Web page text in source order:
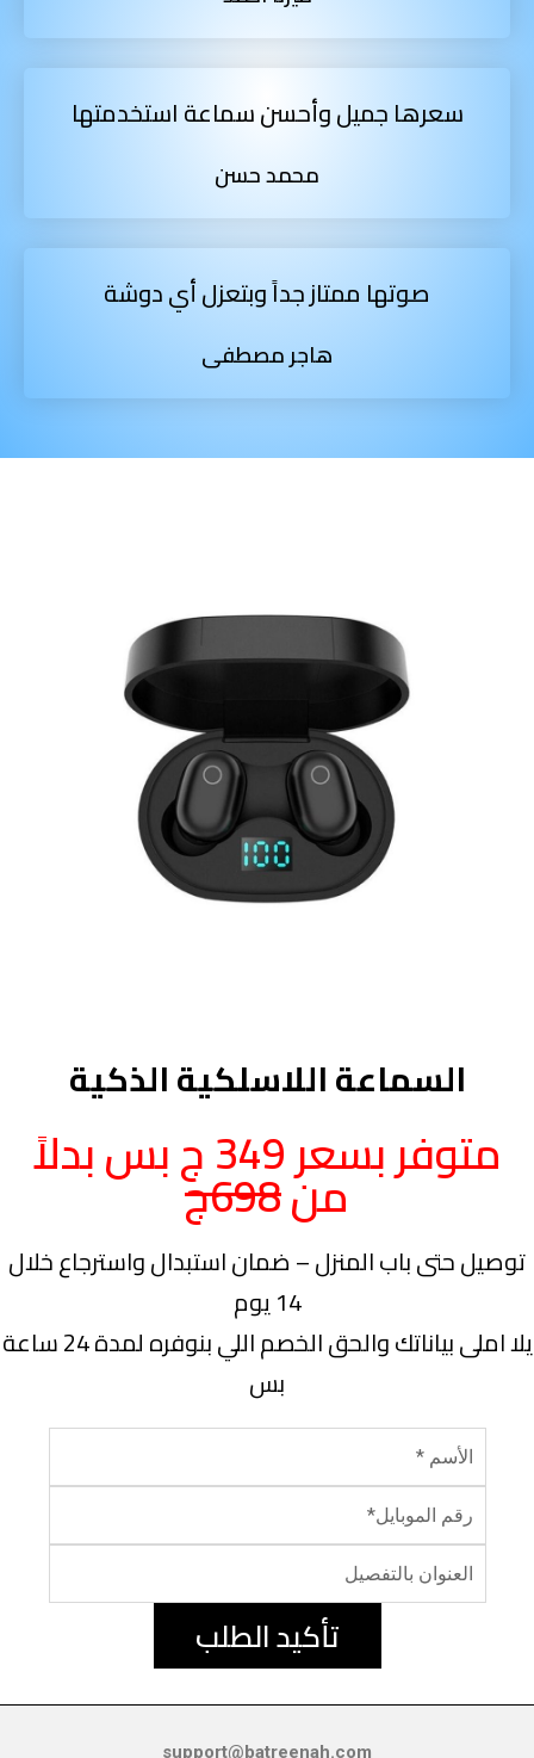
سعرها جميل وأحسن سماعة استخدمتها
محمد حسن
صوتها ممتاز جداً وبتعزل أي دوشة
هاجر مصطفى
السماعة اللاسلكية الذكية
متوفر بسعر 349 ج بس بدلاً
من698ج
توصيل حتى باب المنزل – ضمان استبدال واسترجاع خلال
14 يوم
يلا املى بياناتك والحق الخصم اللي بنوفره لمدة 24 ساعة
بس
تأكيد الطلب
support@batreenah.com